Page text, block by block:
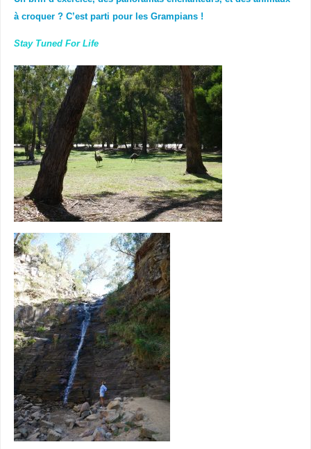
à croquer ? C’est parti pour les Grampians !
Stay Tuned For Life